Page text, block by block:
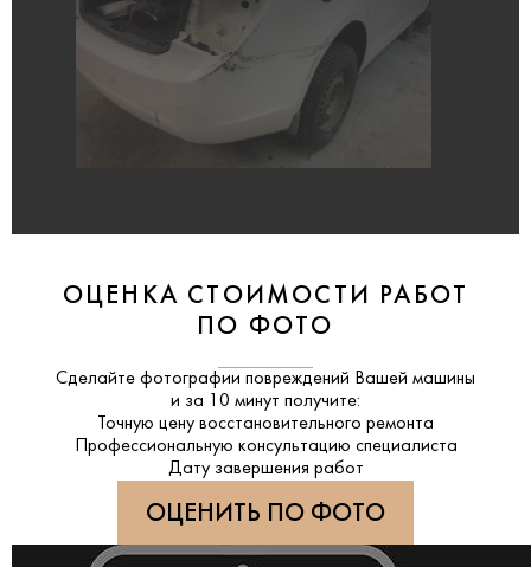
ОЦЕНКА СТОИМОСТИ РАБОТ
ПО ФОТО
Сделайте фотографии повреждений Вашей машины
и за 10 минут получите:
Точную цену восстановительного ремонта
Профессиональную консультацию специалиста
Дату завершения работ
ОЦЕНИТЬ ПО ФОТО